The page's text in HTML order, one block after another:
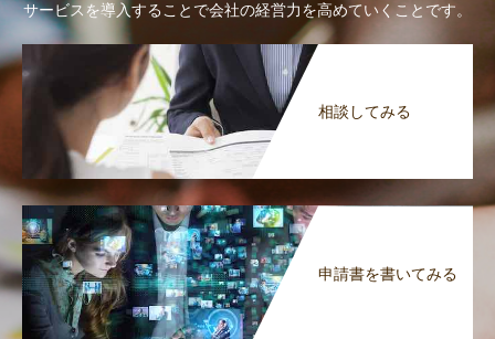
サービスを導入することで会社の経営力を高めていくことです。
相談してみる
申請書を書いてみる